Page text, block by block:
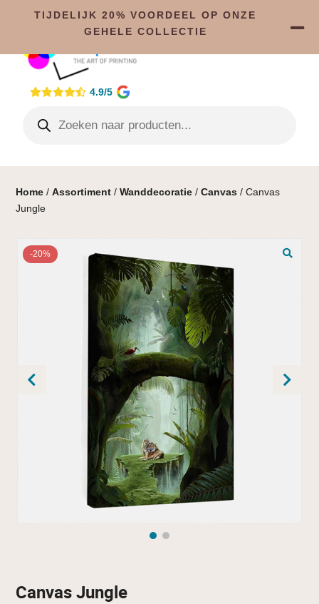
4.9/5
Home /Assortiment /Wanddecoratie /Canvas / Canvas
Jungle
-20%
Canvas Jungle
TIJDELIJK 20% VOORDEEL OP ONZE
GEHELE COLLECTIE